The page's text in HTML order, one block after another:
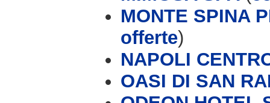
MONTE SPINA
offerte)
NAPOLI
OASI DI SAN